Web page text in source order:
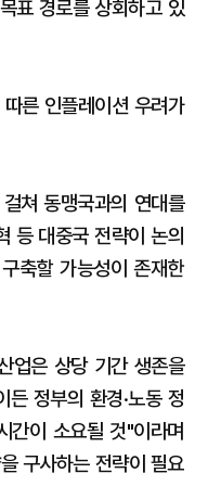
표 경로를 상회하고 있
른 인플레이션 우려가
쳐 동맹국과의 연대를
등 대중국 전략이 논의
축할 가능성이 존재한
업은 상당 기간 생존을
정부의 환경·노동 정
간이 소요될 것"이라며
구사하는 전략이 필요